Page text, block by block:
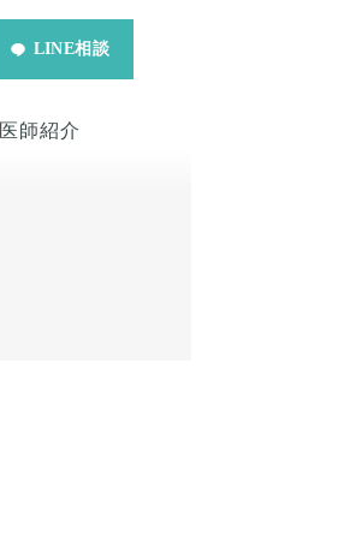
LINE相談
医師紹介